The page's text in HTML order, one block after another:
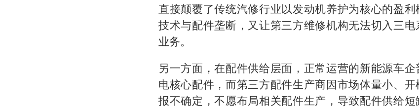
直接颠覆了传统汽修行业以发动机养护为核心的盈
技术与配件垄断，又让第三方维修机构无法切入三
业务。
另一方面，在配件供给层面，正常运营的新能源车
电核心配件，而第三方配件生产商因市场体量小、
报不确定，不愿布局相关配件生产，导致配件供给短